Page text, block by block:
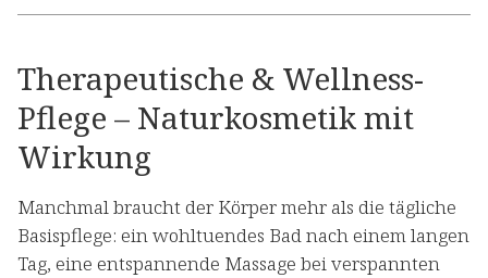
Therapeutische & Wellness-
Pflege – Naturkosmetik mit
Wirkung
Manchmal braucht der Körper mehr als die tägliche
Basispflege: ein wohltuendes Bad nach einem langen
Tag, eine entspannende Massage bei verspannten